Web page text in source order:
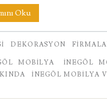
Okuİnegöl
Mobilya
Vadi
Hakkında
DEKORASYON
MOBILYA İNEGÖL
İNEGÖL MOBILYA